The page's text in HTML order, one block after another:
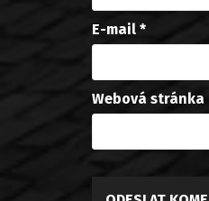
E-mail *
Webová stránka